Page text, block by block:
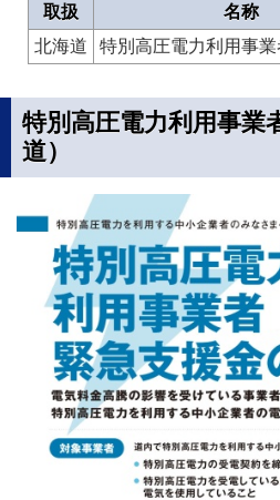
取扱
名称
北海道
特別高圧電力利用事
特別高圧電力利用事業
道）